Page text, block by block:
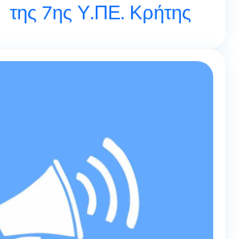
7ης Υ.ΠΕ. Κρήτης